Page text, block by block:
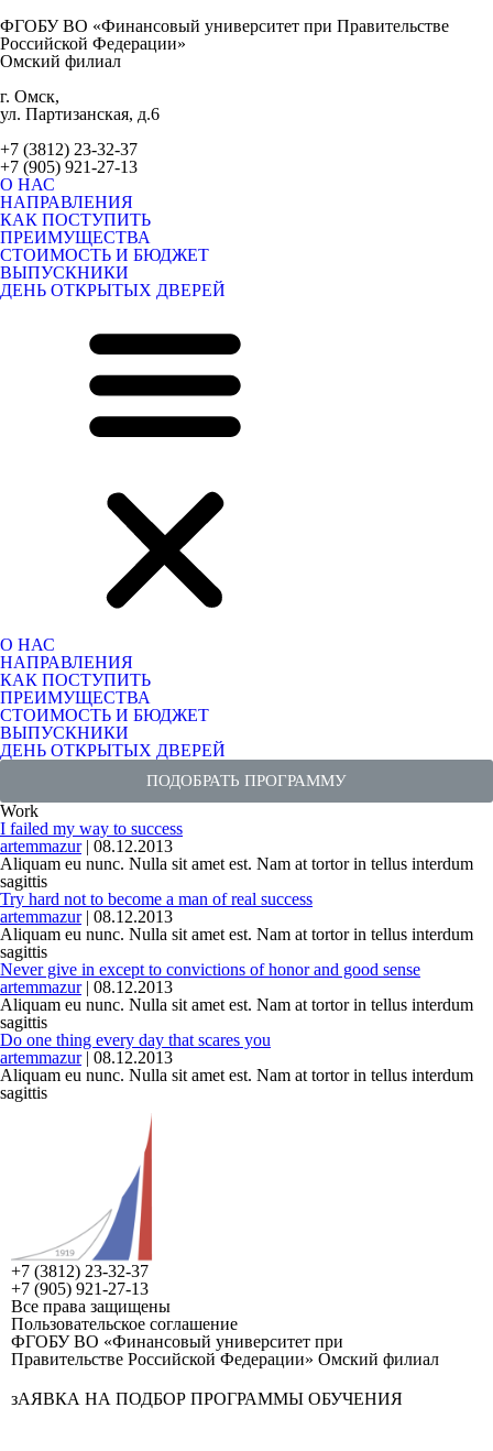
ФГОБУ ВО «Финансовый университет при Правительстве
Российской Федерации»
Омский филиал
г. Омск,
ул. Партизанская, д.6
+7 (3812) 23-32-37
+7 (905) 921-27-13
О НАС
НАПРАВЛЕНИЯ
КАК ПОСТУПИТЬ
ПРЕИМУЩЕСТВА
СТОИМОСТЬ И БЮДЖЕТ
ВЫПУСКНИКИ
ДЕНЬ ОТКРЫТЫХ ДВЕРЕЙ
О НАС
НАПРАВЛЕНИЯ
КАК ПОСТУПИТЬ
ПРЕИМУЩЕСТВА
СТОИМОСТЬ И БЮДЖЕТ
ВЫПУСКНИКИ
ДЕНЬ ОТКРЫТЫХ ДВЕРЕЙ
ПОДОБРАТЬ ПРОГРАММУ
Work
I failed my way to success
artemmazur | 08.12.2013
Aliquam eu nunc. Nulla sit amet est. Nam at tortor in tellus interdum
sagittis
Try hard not to become a man of real success
artemmazur | 08.12.2013
Aliquam eu nunc. Nulla sit amet est. Nam at tortor in tellus interdum
sagittis
Never give in except to convictions of honor and good sense
artemmazur | 08.12.2013
Aliquam eu nunc. Nulla sit amet est. Nam at tortor in tellus interdum
sagittis
Do one thing every day that scares you
artemmazur | 08.12.2013
Aliquam eu nunc. Nulla sit amet est. Nam at tortor in tellus interdum
sagittis
+7 (3812) 23-32-37
+7 (905) 921-27-13
Все права защищены
Пользовательское соглашение
ФГОБУ ВО «Финансовый университет при
Правительстве Российской Федерации» Омский филиал
зАЯВКА НА ПОДБОР ПРОГРАММЫ ОБУЧЕНИЯ